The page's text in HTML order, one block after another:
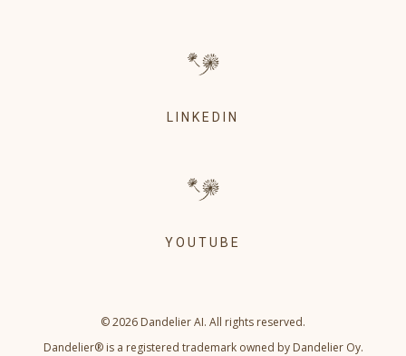
LINKEDIN
YOUTUBE
© 2026 Dandelier AI. All rights reserved.
Dandelier® is a registered trademark owned by Dandelier Oy.